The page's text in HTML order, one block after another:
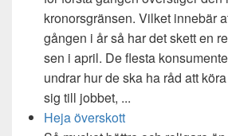
kronorsgränsen. Vilket innebär
gången i år så har det skett en
sen i april. De flesta
undrar hur de ska ha råd att
sig till jobbet, ...
Heja överskott